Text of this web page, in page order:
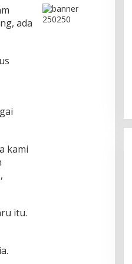
ada
kami
itu. Tondano, Ada